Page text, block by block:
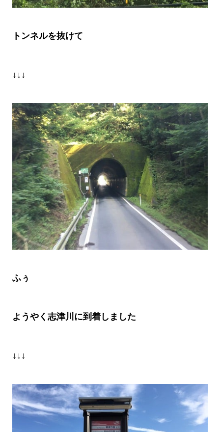
トンネルを抜けて
↓↓↓
ふぅ
ようやく志津川に到着しました
↓↓↓